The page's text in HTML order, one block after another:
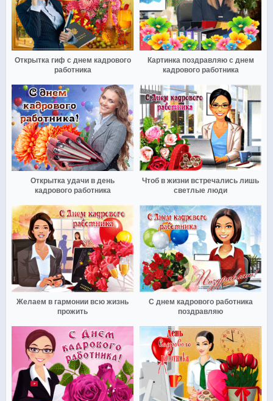
Открытка гиф с днем кадрового
работника
Картинка поздравляю с днем
кадрового работника
Открытка удачи в день
кадрового работника
Чтоб в жизни встречались лишь
светлые люди
Желаем в гармонии всю жизнь
прожить
С днем кадрового работника
поздравляю